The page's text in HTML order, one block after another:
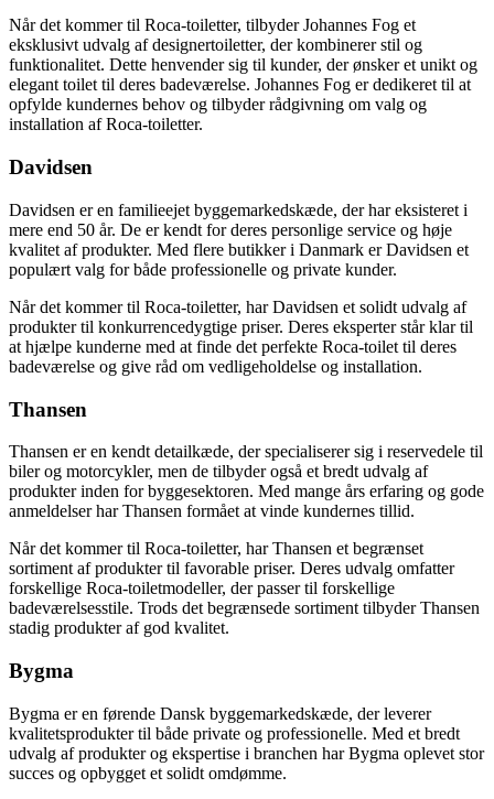
Når det kommer til Roca-toiletter, tilbyder Johannes Fog et
eksklusivt udvalg af designertoiletter, der kombinerer stil og
funktionalitet. Dette henvender sig til kunder, der ønsker et unikt og
elegant toilet til deres badeværelse. Johannes Fog er dedikeret til at
opfylde kundernes behov og tilbyder rådgivning om valg og
installation af Roca-toiletter.
Davidsen
Davidsen er en familieejet byggemarkedskæde, der har eksisteret i
mere end 50 år. De er kendt for deres personlige service og høje
kvalitet af produkter. Med flere butikker i Danmark er Davidsen et
populært valg for både professionelle og private kunder.
Når det kommer til Roca-toiletter, har Davidsen et solidt udvalg af
produkter til konkurrencedygtige priser. Deres eksperter står klar til
at hjælpe kunderne med at finde det perfekte Roca-toilet til deres
badeværelse og give råd om vedligeholdelse og installation.
Thansen
Thansen er en kendt detailkæde, der specialiserer sig i reservedele til
biler og motorcykler, men de tilbyder også et bredt udvalg af
produkter inden for byggesektoren. Med mange års erfaring og gode
anmeldelser har Thansen formået at vinde kundernes tillid.
Når det kommer til Roca-toiletter, har Thansen et begrænset
sortiment af produkter til favorable priser. Deres udvalg omfatter
forskellige Roca-toiletmodeller, der passer til forskellige
badeværelsesstile. Trods det begrænsede sortiment tilbyder Thansen
stadig produkter af god kvalitet.
Bygma
Bygma er en førende Dansk byggemarkedskæde, der leverer
kvalitetsprodukter til både private og professionelle. Med et bredt
udvalg af produkter og ekspertise i branchen har Bygma oplevet stor
succes og opbygget et solidt omdømme.